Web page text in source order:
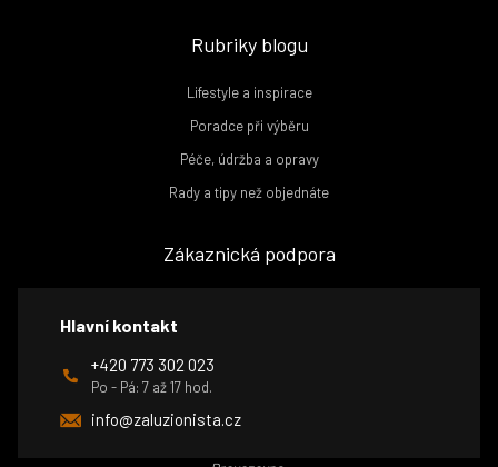
Rubriky blogu
Lifestyle a inspirace
Poradce při výběru
Péče, údržba a opravy
Rady a tipy než objednáte
Zákaznická podpora
Hlavní kontakt
+420 773 302 023
Po - Pá: 7 až 17 hod.
info@zaluzionista.cz